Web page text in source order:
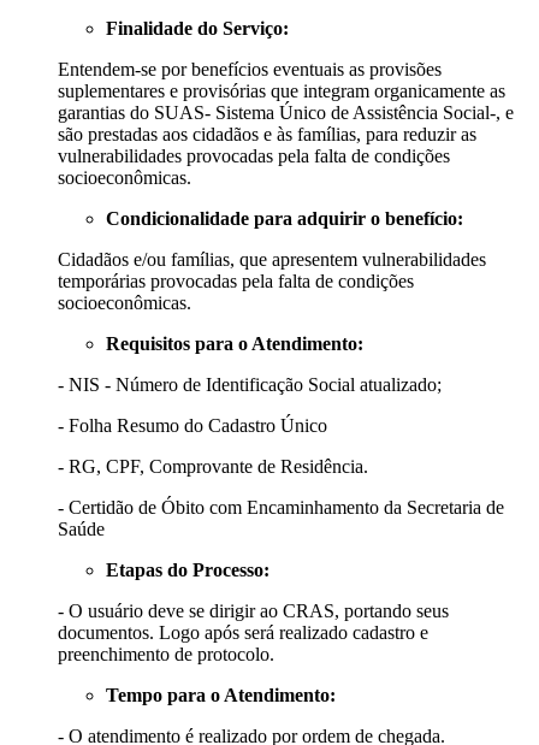
Finalidade do Serviço:
Entendem-se por benefícios eventuais as provisões
suplementares e provisórias que integram organicamente as
garantias do SUAS- Sistema Único de Assistência Social-, e
são prestadas aos cidadãos e às famílias, para reduzir as
vulnerabilidades provocadas pela falta de condições
socioeconômicas.
Condicionalidade para adquirir o benefício:
Cidadãos e/ou famílias, que apresentem vulnerabilidades
temporárias provocadas pela falta de condições
socioeconômicas.
Requisitos para o Atendimento:
- NIS - Número de Identificação Social atualizado;
- Folha Resumo do Cadastro Único
- RG, CPF, Comprovante de Residência.
- Certidão de Óbito com Encaminhamento da Secretaria de
Saúde
Etapas do Processo:
- O usuário deve se dirigir ao CRAS, portando seus
documentos. Logo após será realizado cadastro e
preenchimento de protocolo.
Tempo para o Atendimento:
- O atendimento é realizado por ordem de chegada.